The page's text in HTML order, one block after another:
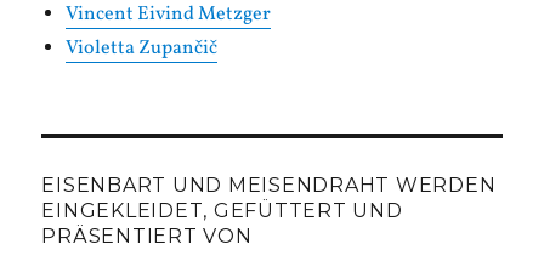
Vincent Eivind Metzger
Violetta Zupančič
EISENBART UND MEISENDRAHT WERDEN
EINGEKLEIDET, GEFÜTTERT UND
PRÄSENTIERT VON